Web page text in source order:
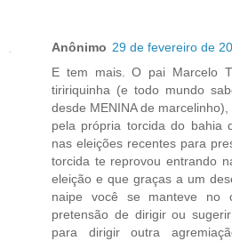
Anônimo 29 de fevereiro de
E tem mais. O pai Marcelo
tiririquinha (e todo mundo
desde MENINA de
pela própria torcida do bahia
nas eleições recentes para
torcida te reprovou entrando
eleição e que graças a um
naipe você se manteve no
pretensão de dirigir ou
para dirigir outra